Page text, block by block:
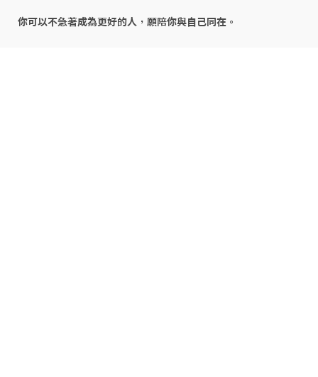
你可以不急著成為更好的人，願陪你與自己同在。